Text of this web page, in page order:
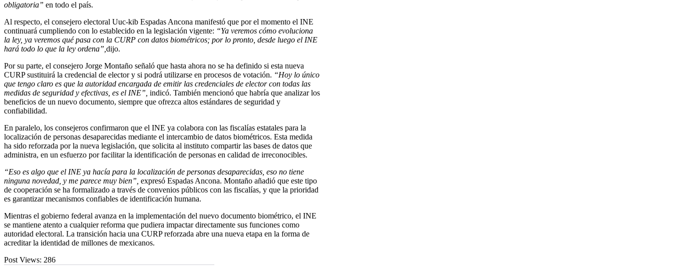
obligatoria” en todo el país.
Al respecto, el consejero electoral Uuc-kib Espadas Ancona manifestó que por el momento el INE
continuará cumpliendo con lo establecido en la legislación vigente: “Ya veremos cómo evoluciona
la ley, ya veremos qué pasa con la CURP con datos biométricos; por lo pronto, desde luego el INE
hará todo lo que la ley ordena”, dijo.
Por su parte, el consejero Jorge Montaño señaló que hasta ahora no se ha definido si esta nueva
CURP sustituirá la credencial de elector y si podrá utilizarse en procesos de votación. “Hoy lo único
que tengo claro es que la autoridad encargada de emitir las credenciales de elector con todas las
medidas de seguridad y efectivas, es el INE”, indicó. También mencionó que habría que analizar los
beneficios de un nuevo documento, siempre que ofrezca altos estándares de seguridad y
confiabilidad.
En paralelo, los consejeros confirmaron que el INE ya colabora con las fiscalías estatales para la
localización de personas desaparecidas mediante el intercambio de datos biométricos. Esta medida
ha sido reforzada por la nueva legislación, que solicita al instituto compartir las bases de datos que
administra, en un esfuerzo por facilitar la identificación de personas en calidad de irreconocibles.
“Eso es algo que el INE ya hacía para la localización de personas desaparecidas, eso no tiene
ninguna novedad, y me parece muy bien”, expresó Espadas Ancona. Montaño añadió que este tipo
de cooperación se ha formalizado a través de convenios públicos con las fiscalías, y que la prioridad
es garantizar mecanismos confiables de identificación humana.
Mientras el gobierno federal avanza en la implementación del nuevo documento biométrico, el INE
se mantiene atento a cualquier reforma que pudiera impactar directamente sus funciones como
autoridad electoral. La transición hacia una CURP reforzada abre una nueva etapa en la forma de
acreditar la identidad de millones de mexicanos.
Post Views: 286